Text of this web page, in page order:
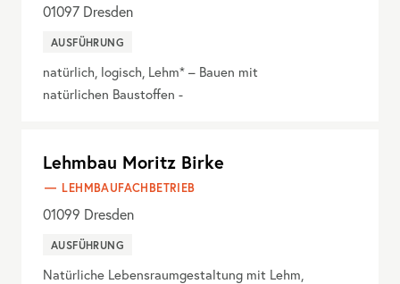
01097 Dresden
AUSFÜHRUNG
natürlich, logisch, Lehm* – Bauen mit
natürlichen Baustoffen -
Lehmbau Moritz Birke
LEHMBAUFACHBETRIEB
01099 Dresden
AUSFÜHRUNG
Natürliche Lebensraumgestaltung mit Lehm,